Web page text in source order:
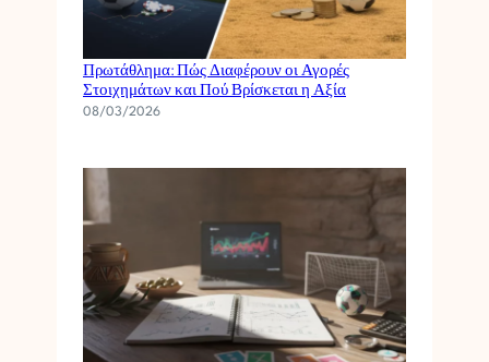
Champions League vs Κυπριακό
Πρωτάθλημα: Πώς Διαφέρουν οι Αγορές
Στοιχημάτων και Πού Βρίσκεται η Αξία
08/03/2026